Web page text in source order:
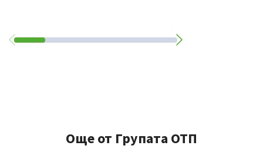
Още от Групата ОТП